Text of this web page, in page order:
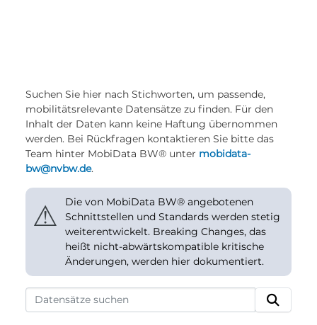
Suchen Sie hier nach Stichworten, um passende,
mobilitätsrelevante Datensätze zu finden. Für den
Inhalt der Daten kann keine Haftung übernommen
werden. Bei Rückfragen kontaktieren Sie bitte das
Team hinter MobiData BW® unter mobidata-
bw@nvbw.de.
⚠
Die von MobiData BW® angebotenen
Schnittstellen und Standards werden stetig
weiterentwickelt. Breaking Changes, das
heißt nicht-abwärtskompatible kritische
Änderungen, werden hier dokumentiert.